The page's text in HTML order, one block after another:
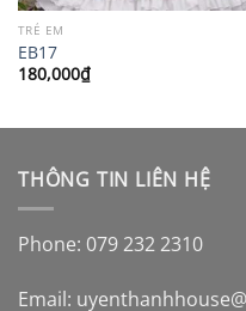
TRẺ EM
EB17
180,000₫
THÔNG TIN LIÊN HỆ
Phone: 079 232 2310
Email: